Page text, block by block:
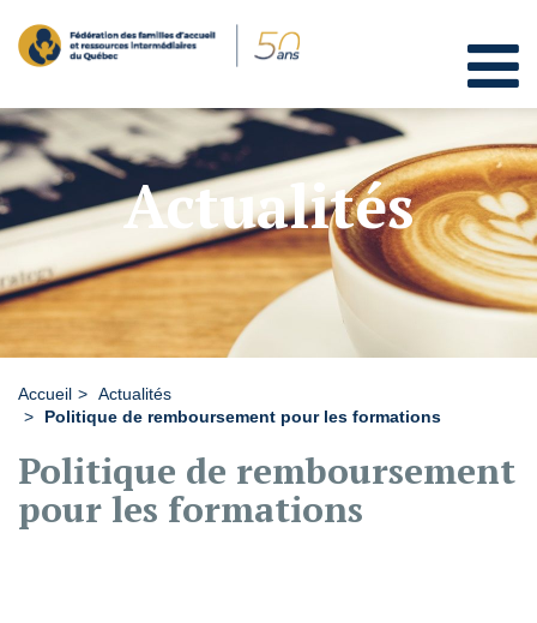
Actualités
Accueil
Actualités
Politique de remboursement pour les formations
Politique de remboursement
pour les formations